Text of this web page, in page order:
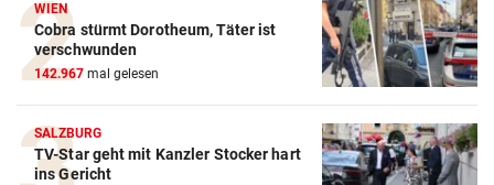
WIEN
Cobra stürmt Dorotheum, Täter ist
verschwunden
142.967 mal gelesen
SALZBURG
TV-Star geht mit Kanzler Stocker hart
ins Gericht